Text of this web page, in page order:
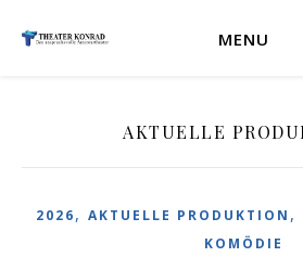
MENU
AKTUELLE
2026, AKTUELLE PRODUKTION ,
KOMÖDIE